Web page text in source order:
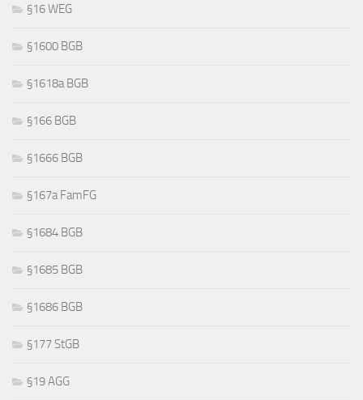
§16 WEG
§1600 BGB
§1618a BGB
§166 BGB
§1666 BGB
§167a FamFG
§1684 BGB
§1685 BGB
§1686 BGB
§177 StGB
§19 AGG